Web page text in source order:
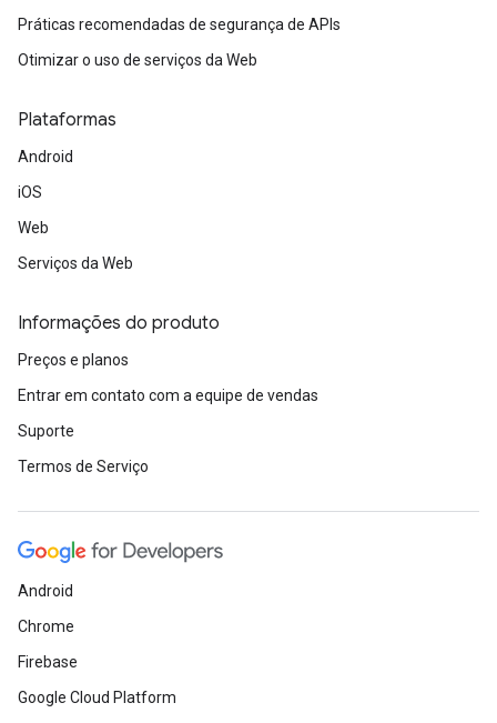
Práticas recomendadas de segurança de APIs
Otimizar o uso de serviços da Web
Plataformas
Android
iOS
Web
Serviços da Web
Informações do produto
Preços e planos
Entrar em contato com a equipe de vendas
Suporte
Termos de Serviço
Android
Chrome
Firebase
Google Cloud Platform